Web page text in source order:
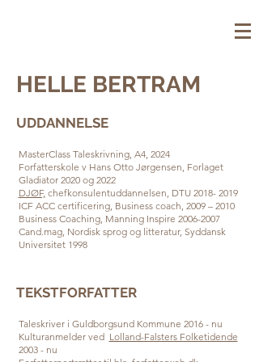
HELLE BERTRAM
UDDANNELSE
MasterClass Taleskrivning, A4, 2024
Forfatterskole v Hans Otto Jørgensen, Forlaget
Gladiator 2020 og 2022
DJØF, chefkonsulentuddannelsen, DTU 2018- 2019
ICF ACC certificering, Business coach, 2009 – 2010
Business Coaching, Manning Inspire 2006-2007
Cand.mag, Nordisk sprog og litteratur, Syddansk
Universitet 1998
TEKSTFORFATTER
Taleskriver i Guldborgsund Kommune 2016 - nu
Kulturanmelder ved Lolland-Falsters Folketidende
2003 - nu